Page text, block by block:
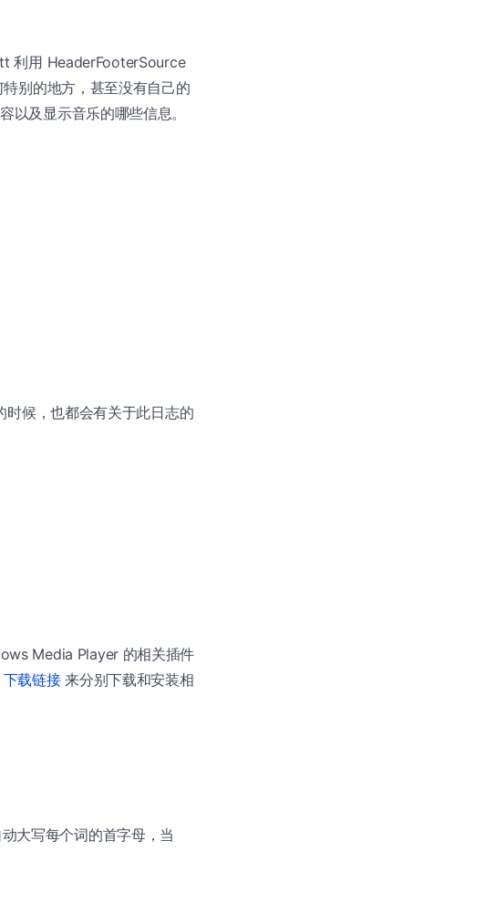
利用 HeaderFooterSource
别的地方，甚至没有自己的
以及显示音乐的哪些信息。
候，也都会有关于此日志的
Media Player 的相关插件
载链接来分别下载和安装相
大写每个词的首字母，当